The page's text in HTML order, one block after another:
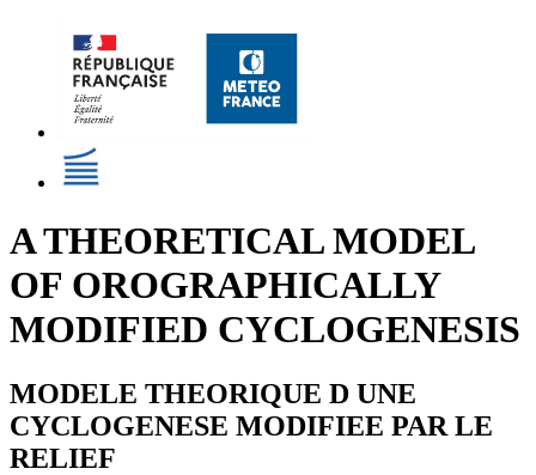
A THEORETICAL MODEL
OF OROGRAPHICALLY
MODIFIED CYCLOGENESIS
MODELE THEORIQUE D UNE
CYCLOGENESE MODIFIEE PAR LE
RELIEF